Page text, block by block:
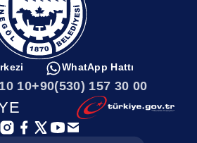
10
WhatApp Hattı
+90(530) 157 30 00